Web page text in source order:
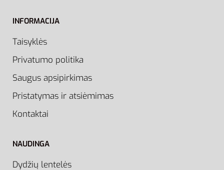
INFORMACIJA
Taisyklės
Privatumo politika
Saugus apsipirkimas
Pristatymas ir atsiėmimas
Kontaktai
NAUDINGA
Dydžių lentelės